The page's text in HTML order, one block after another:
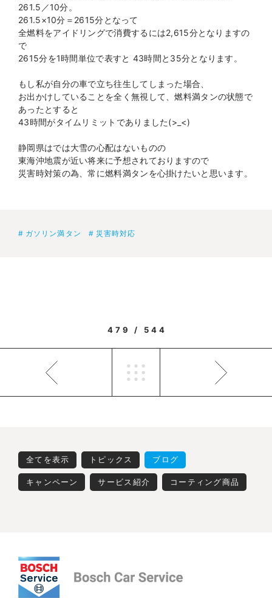
261.5／10分。
261.5×10分＝2615分となって
全燃料をアイドリングで消費するには2,615分となりますの
で
2615分を1時間単位で表すと 43時間と35分となります。
もし私が自分の車で立ち往生してしまった場合、
お出かけしていることを全く無視して、燃料満タンの状態で
あったとすると
43時間がタイムリミットでありました(>_<)
静岡県はでは大雪の心配はないものの
東海沖地震が近い将来に予想されておりますので
災害時対策の為、常に燃料満タンを心掛けたいと思います。
ガソリン満タン 災害時対応
479 / 544
全てを表示 トピックス ブログ
キャンペーン サービス紹介 コーティング商品